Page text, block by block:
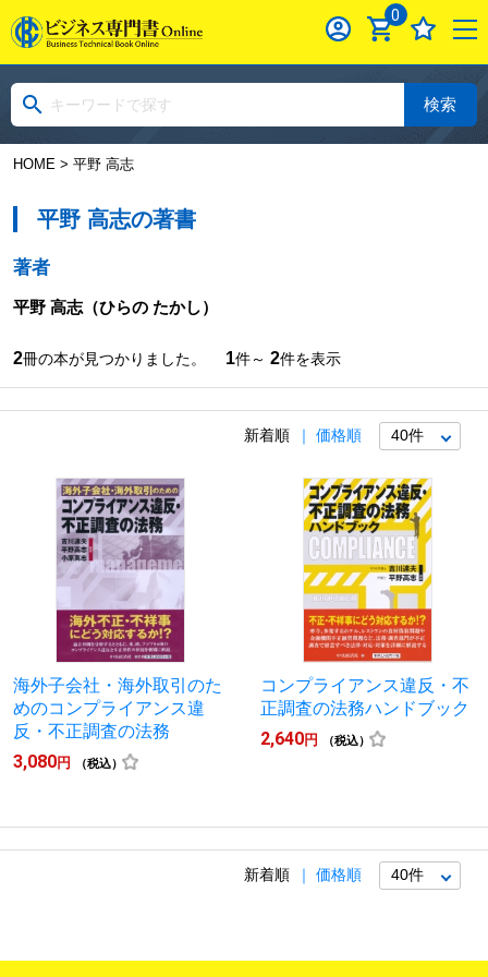
0
検索
HOME> 平野 高志
平野 高志の著書
著者
平野 高志（ひらの たかし）
2冊の本が見つかりました。 1件～ 2件を表示
新着順 価格順
海外子会社・海外取引のた
めのコンプライアンス違
反・不正調査の法務
3,080円 （税込）
コンプライアンス違反・不
正調査の法務ハンドブック
2,640円 （税込）
新着順 価格順